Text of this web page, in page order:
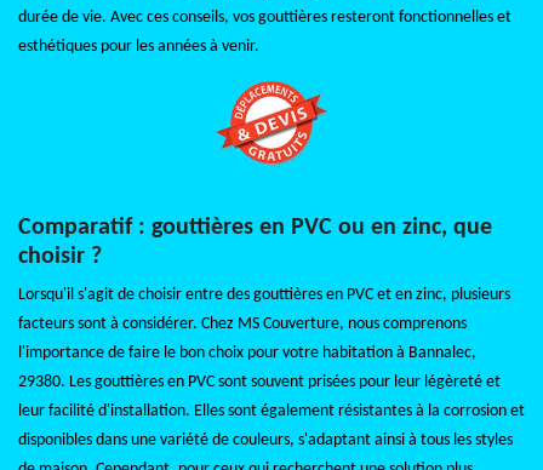
durée de vie. Avec ces conseils, vos gouttières resteront fonctionnelles et
esthétiques pour les années à venir.
Comparatif : gouttières en PVC ou en zinc, que
choisir ?
Lorsqu'il s'agit de choisir entre des gouttières en PVC et en zinc, plusieurs
facteurs sont à considérer. Chez MS Couverture, nous comprenons
l'importance de faire le bon choix pour votre habitation à Bannalec,
29380. Les gouttières en PVC sont souvent prisées pour leur légèreté et
leur facilité d'installation. Elles sont également résistantes à la corrosion et
disponibles dans une variété de couleurs, s'adaptant ainsi à tous les styles